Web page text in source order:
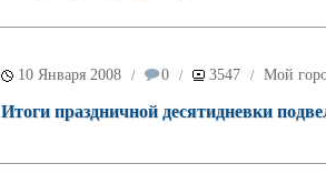
10 Января 2008 / 0 / 3547 / Мой
Итоги праздничной десятидневки